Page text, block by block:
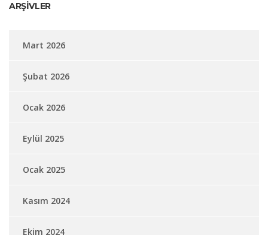
ARŞIVLER
Mart 2026
Şubat 2026
Ocak 2026
Eylül 2025
Ocak 2025
Kasım 2024
Ekim 2024